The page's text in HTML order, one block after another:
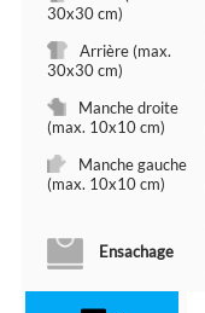
30x30 cm)
Arrière (max.
30x30 cm)
Manche droite
(max. 10x10 cm)
Manche gauche
(max. 10x10 cm)
Ensachage